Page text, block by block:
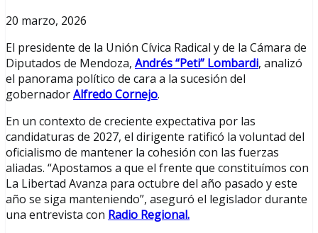
20 marzo, 2026
El presidente de la Unión Cívica Radical y de la Cámara de
Diputados de Mendoza, Andrés “Peti” Lombardi, analizó
el panorama político de cara a la sucesión del
gobernadorAlfredo Cornejo.
En un contexto de creciente expectativa por las
candidaturas de 2027, el dirigente ratificó la voluntad del
oficialismo de mantener la cohesión con las fuerzas
aliadas. “Apostamos a que el frente que constituímos con
La Libertad Avanza para octubre del año pasado y este
año se siga manteniendo”, aseguró el legislador durante
una entrevista con Radio Regional.